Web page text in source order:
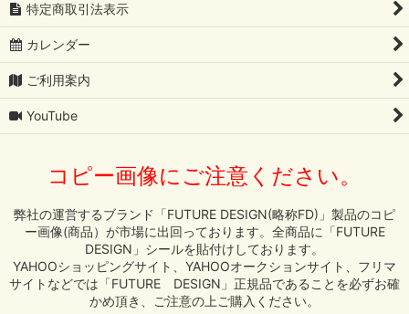
特定商取引法表示
カレンダー
ご利用案内
YouTube
コピー画像にご注意ください。
弊社の運営するブランド「FUTURE DESIGN(略称FD)」製品のコピ
ー画像(商品）が市場に出回っております。全商品に「FUTURE
DESIGN」シールを貼付けしております。
YAHOOショッピングサイト、YAHOOオークションサイト、フリマ
サイトなどでは「FUTURE DESIGN」正規品であることを必ずお確
かめ頂き、ご注意の上ご購入ください。